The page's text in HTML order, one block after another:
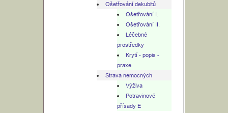
Ošetřování dekubitů
Ošetřování I.
Ošetřování II.
Léčebné
prostředky
Krytí - popis -
praxe
Strava nemocných
Výživa
Potravinové
přísady E